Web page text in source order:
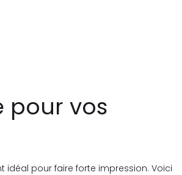
pour vos
idéal pour faire forte impression. Voici